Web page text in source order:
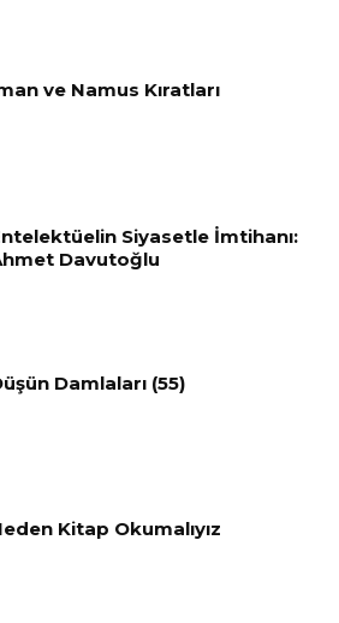
ve Namus Kıratları
Siyasetle İmtihanı:
Davutoğlu
Damlaları (55)
Kitap Okumalıyız